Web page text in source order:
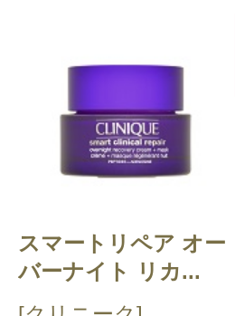
スマートリペア オー
バーナイト リカ...